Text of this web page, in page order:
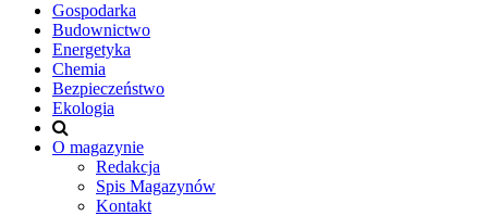
Gospodarka
Budownictwo
Energetyka
Chemia
Bezpieczeństwo
Ekologia
O magazynie
Redakcja
Spis Magazynów
Kontakt